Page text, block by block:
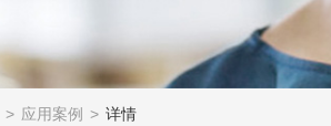
> 应用案例 > 详情